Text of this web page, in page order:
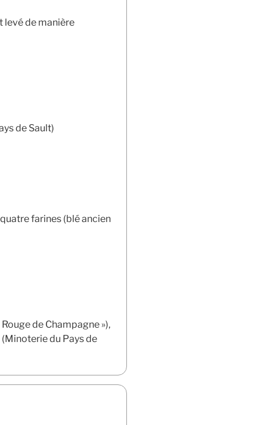
levé de manière
de Sault)
farines (blé ancien
de Champagne »),
du Pays de